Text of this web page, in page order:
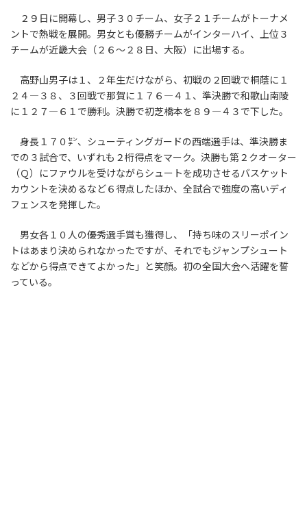
２９日に開幕し、男子３０チーム、女子２１チームがトーナメ
ントで熱戦を展開。男女とも優勝チームがインターハイ、上位３
チームが近畿大会（２６～２８日、大阪）に出場する。
高野山男子は１、２年生だけながら、初戦の２回戦で桐蔭に１
２４―３８、３回戦で那賀に１７６―４１、準決勝で和歌山南陵
に１２７―６１で勝利。決勝で初芝橋本を８９―４３で下した。
身長１７０㌢、シューティングガードの西端選手は、準決勝ま
での３試合で、いずれも２桁得点をマーク。決勝も第２クオーター
（Ｑ）にファウルを受けながらシュートを成功させるバスケット
カウントを決めるなど６得点したほか、全試合で強度の高いディ
フェンスを発揮した。
男女各１０人の優秀選手賞も獲得し、「持ち味のスリーポイン
トはあまり決められなかったですが、それでもジャンプシュート
などから得点できてよかった」と笑顔。初の全国大会へ活躍を誓
っている。